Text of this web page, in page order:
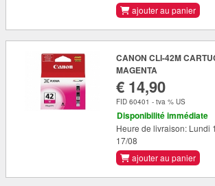
ajouter au panier
CANON CLI-42M
MAGENTA
€ 14,90
FID 60401 - tva % US
Disponibilité immédiate
Heure de livraison: Lundi
17/08
ajouter au panier